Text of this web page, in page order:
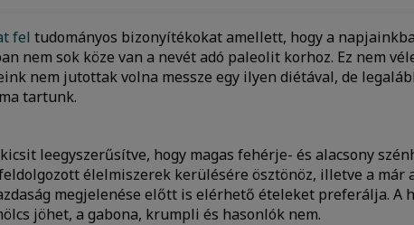
fel tudományos bizonyítékokat amellett, hogy a
nem sok köze van a nevét adó paleolit korhoz. Ez nem
nem jutottak volna messze egy ilyen diétával, de
tartunk.
leegyszerűsítve, hogy magas fehérje- és alacsony
élelmiszerek kerülésére ösztönöz, illetve a már
megjelenése előtt is elérhető ételeket preferálja. A
jöhet, a gabona, krumpli és hasonlók nem.